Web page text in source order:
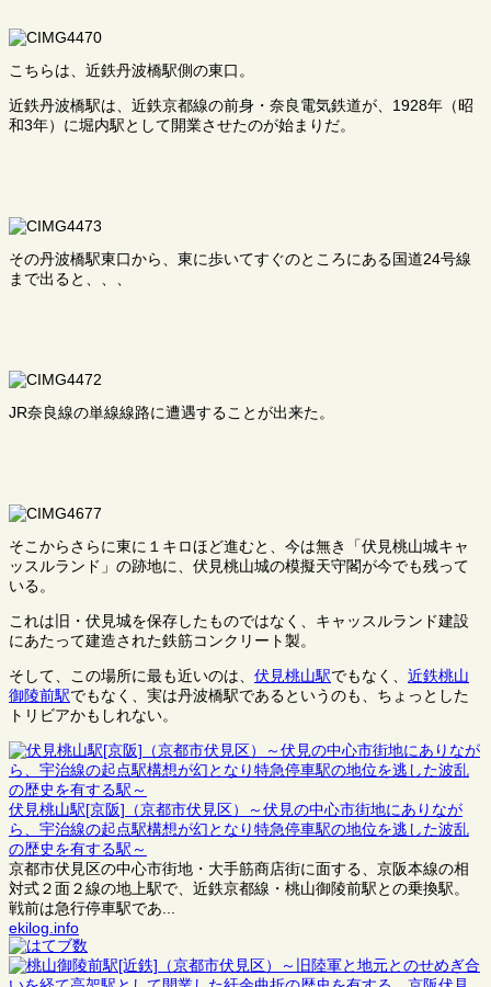
こちらは、近鉄丹波橋駅側の東口。
近鉄丹波橋駅は、近鉄京都線の前身・奈良電気鉄道が、1928年（昭
和3年）に堀内駅として開業させたのが始まりだ。
その丹波橋駅東口から、東に歩いてすぐのところにある国道24号線
まで出ると、、、
JR奈良線の単線線路に遭遇することが出来た。
そこからさらに東に１キロほど進むと、今は無き「伏見桃山城キャ
ッスルランド」の跡地に、伏見桃山城の模擬天守閣が今でも残って
いる。
これは旧・伏見城を保存したものではなく、キャッスルランド建設
にあたって建造された鉄筋コンクリート製。
そして、この場所に最も近いのは、 伏見桃山駅でもなく、 近鉄桃山
御陵前駅でもなく、実は丹波橋駅であるというのも、ちょっとした
トリビアかもしれない。
伏見桃山駅[京阪]（京都市伏見区）～伏見の中心市街地にありなが
ら、宇治線の起点駅構想が幻となり特急停車駅の地位を逃した波乱
の歴史を有する駅～
京都市伏見区の中心市街地・大手筋商店街に面する、京阪本線の相
対式２面２線の地上駅で、近鉄京都線・桃山御陵前駅との乗換駅。
戦前は急行停車駅であ...
ekilog.info